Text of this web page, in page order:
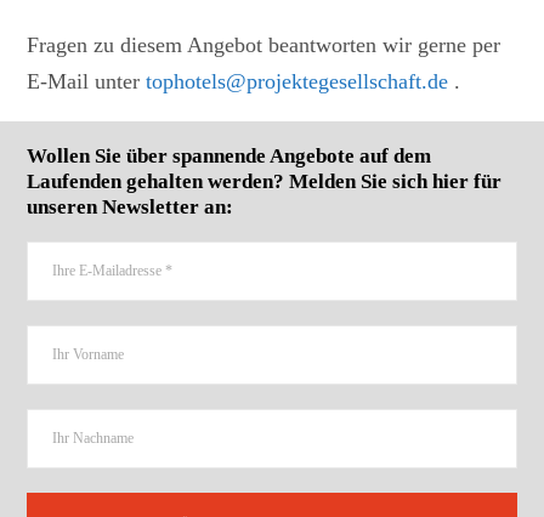
Fragen zu diesem Angebot beantworten wir gerne per
E-Mail untertophotels@projektegesellschaft.de .
Wollen Sie über spannende Angebote auf dem
Laufenden gehalten werden? Melden Sie sich hier für
unseren Newsletter an: